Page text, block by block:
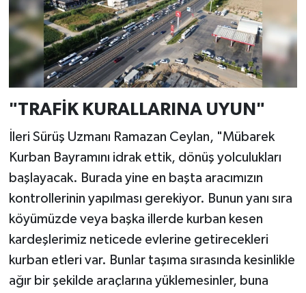
"TRAFİK KURALLARINA UYUN"
İleri Sürüş Uzmanı Ramazan Ceylan, "Mübarek
Kurban Bayramını idrak ettik, dönüş yolculukları
başlayacak. Burada yine en başta aracımızın
kontrollerinin yapılması gerekiyor. Bunun yanı sıra
köyümüzde veya başka illerde kurban kesen
kardeşlerimiz neticede evlerine getirecekleri
kurban etleri var. Bunlar taşıma sırasında kesinlikle
ağır bir şekilde araçlarına yüklemesinler, buna